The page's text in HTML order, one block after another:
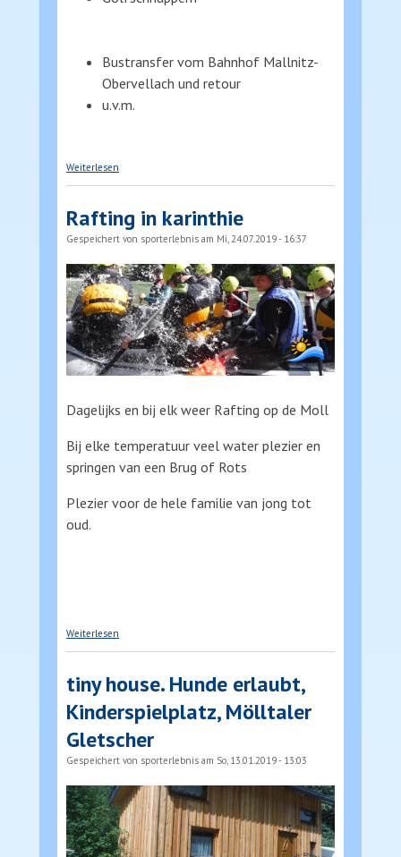
Bustransfer vom Bahnhof Mallnitz-
Obervellach und retour
u.v.m.
Weiterlesen
Rafting in karinthie
Gespeichert von sporterlebnis am Mi, 24.07.2019 - 16:37
Dagelijks en bij elk weer Rafting op de Moll
Bij elke temperatuur veel water plezier en
springen van een Brug of Rots
Plezier voor de hele familie van jong tot
oud.
Weiterlesen
tiny house. Hunde erlaubt,
Kinderspielplatz, Mölltaler
Gletscher
Gespeichert von sporterlebnis am So, 13.01.2019 - 13:03